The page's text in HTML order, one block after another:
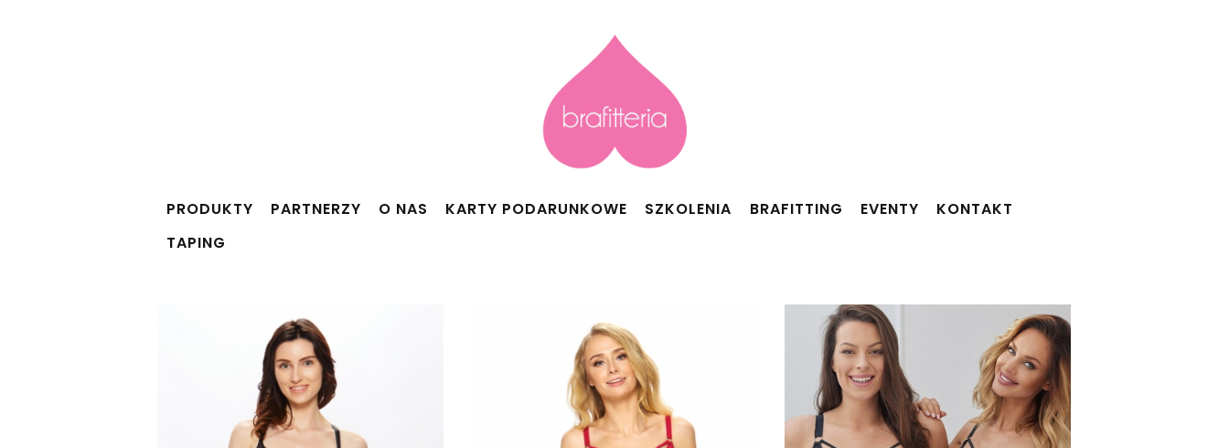
PRODUKTY PARTNERZY O NAS KARTY PODARUNKOWE SZKOLENIA BRAFITTING EVENTY
KONTAKT
TAPING